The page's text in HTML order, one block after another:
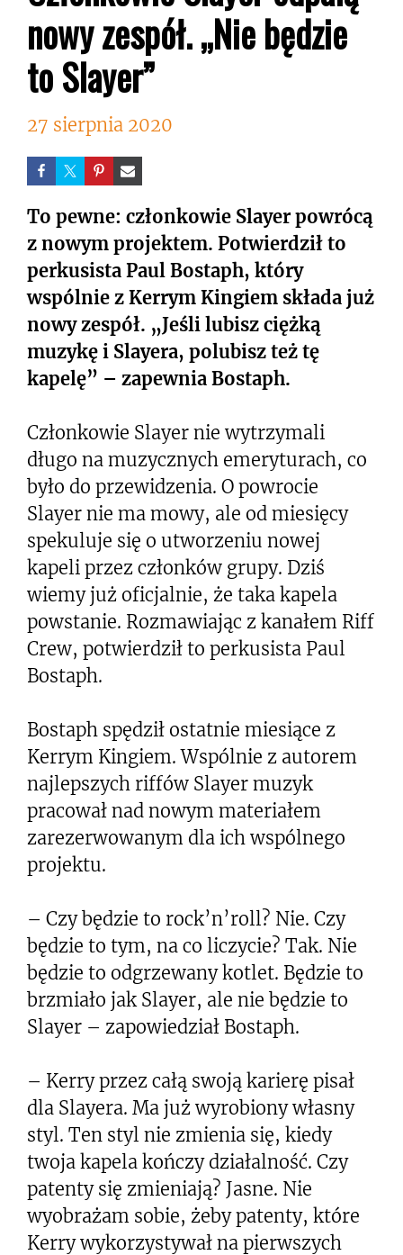
nowy zespół. „Nie będzie
to Slayer”
27 sierpnia 2020
To pewne: członkowie Slayer powrócą
z nowym projektem. Potwierdził to
perkusista Paul Bostaph, który
wspólnie z Kerrym Kingiem składa już
nowy zespół. „Jeśli lubisz ciężką
muzykę i Slayera, polubisz też tę
kapelę” – zapewnia Bostaph.
Członkowie Slayer nie wytrzymali
długo na muzycznych emeryturach, co
było do przewidzenia. O powrocie
Slayer nie ma mowy, ale od miesięcy
spekuluje się o utworzeniu nowej
kapeli przez członków grupy. Dziś
wiemy już oficjalnie, że taka kapela
powstanie. Rozmawiając z kanałem Riff
Crew, potwierdził to perkusista Paul
Bostaph.
Bostaph spędził ostatnie miesiące z
Kerrym Kingiem. Wspólnie z autorem
najlepszych riffów Slayer muzyk
pracował nad nowym materiałem
zarezerwowanym dla ich wspólnego
projektu.
– Czy będzie to rock’n’roll? Nie. Czy
będzie to tym, na co liczycie? Tak. Nie
będzie to odgrzewany kotlet. Będzie to
brzmiało jak Slayer, ale nie będzie to
Slayer – zapowiedział Bostaph.
– Kerry przez całą swoją karierę pisał
dla Slayera. Ma już wyrobiony własny
styl. Ten styl nie zmienia się, kiedy
twoja kapela kończy działalność. Czy
patenty się zmieniają? Jasne. Nie
wyobrażam sobie, żeby patenty, które
Kerry wykorzystywał na pierwszych